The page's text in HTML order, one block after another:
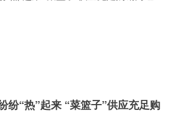
纷“热”起来 “菜篮子”供应充足购